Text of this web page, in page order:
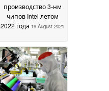
производство 3-нм
чипов Intel летом
2022 года 19 August 2021